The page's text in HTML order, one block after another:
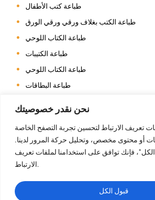
نحن نقدر خصوصيتك
تعريف الارتباط لتحسين تجربة التصفح الخاصة
أو محتوى مخصص، وتحليل حركة المرور لدينا.
فإنك توافق على استخدامنا لملفات تعريف
الارتباط.
قبول الكل
طباعة كتب الأطفال
طباعة الكتب بغلاف ورقي ورقي الورق
طباعة الكتاب اللوحي
طباعة الكتيبات
طباعة الكتاب اللوحي
طباعة البطاقات
طباعة كتاب التلوين
طباعة المجلات
طباعة الصور الفوتوغرافية
طباعة الكتب بغرزة السرج
طباعة الكتب الفنية